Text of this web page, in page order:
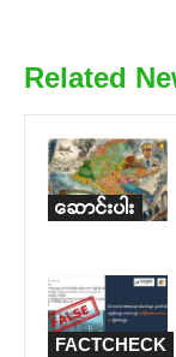
Related
ဆောင်းပါး
FACTCHECK